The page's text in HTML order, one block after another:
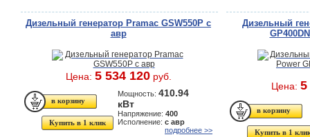
Дизельный генератор Pramac GSW550P с
авр
Цена: 5 534 120руб.
Купить в 1 клик
Мощность: 410.94
кВт
Напряжение: 400
Исполнение: с авр
подробнее >>
Дизельный
Цена: 5
Купить в 1